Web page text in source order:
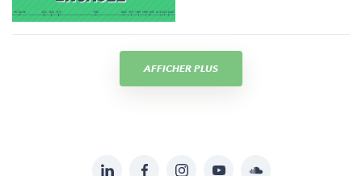
AFFICHER PLUS
LinkedInFacebookInstagramYouTubeSoundcloud